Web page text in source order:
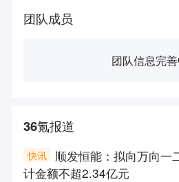
团队成员
团队信息完
36氪报道
顺发恒能：拟向万向一
计金额不超2.34亿元
快讯